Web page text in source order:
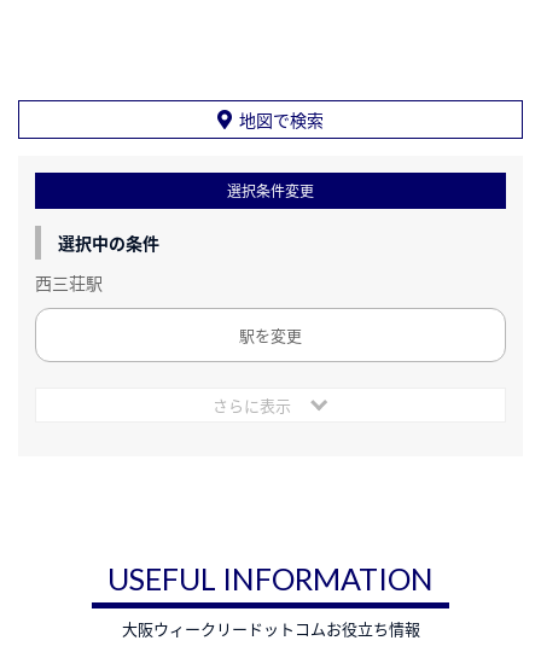
地図で検索
選択条件変更
選択中の条件
西三荘駅
駅を変更
さらに表示
USEFUL INFORMATION
大阪ウィークリードットコムお役立ち情報